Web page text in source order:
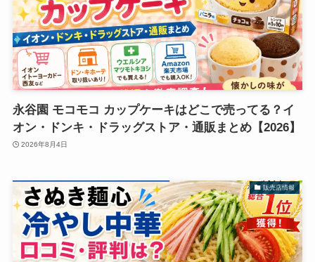
永谷園 モコモコ カップケーキはどこで売ってる？イ
オン・ドンキ・ドラッグストア・通販まとめ【2026】
2026年8月4日
販売店情報